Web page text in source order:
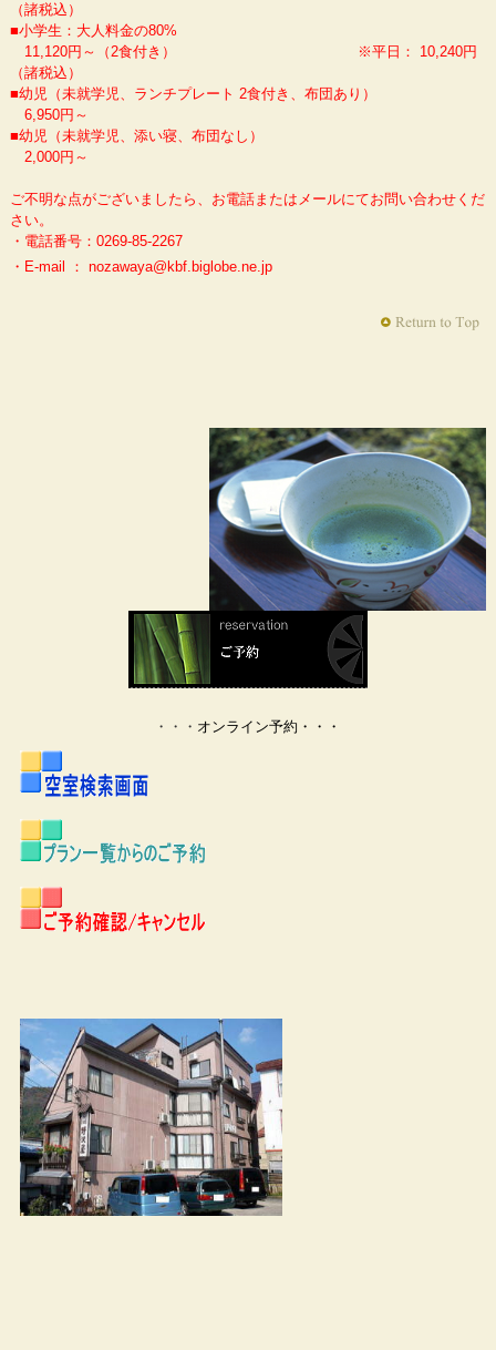
（諸税込）
■小学生：大人料金の80%
11,120円～（2食付き） ※平日： 10,240円
（諸税込）
■幼児（未就学児、ランチプレート 2食付き、布団あり）
6,950円～
■幼児（未就学児、添い寝、布団なし）
2,000円～
ご不明な点がございましたら、お電話またはメールにてお問い合わせくだ
さい。
・電話番号：0269-85-2267
・E-mail ： nozawaya@kbf.biglobe.ne.jp
・・・ オンライン予約・・・